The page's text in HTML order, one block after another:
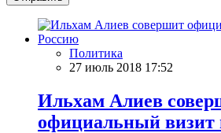
Политика
27 июль 2018 17:52
Ильхам Алиев
официальный визит